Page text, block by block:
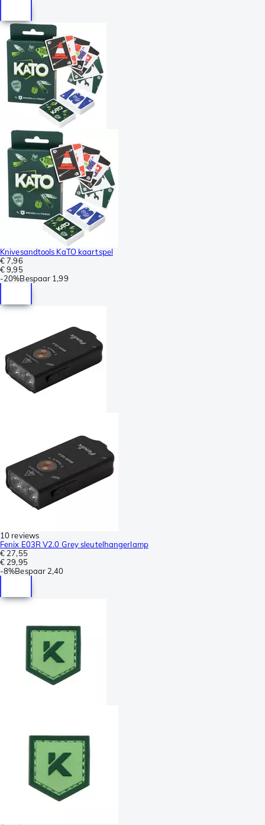
Knivesandtools KaTO kaartspel
€ 7,96
€ 9,95
-20%Bespaar 1,99
10 reviews
Fenix E03R V2.0 Grey sleutelhangerlamp
€ 27,55
€ 29,95
-8%Bespaar 2,40